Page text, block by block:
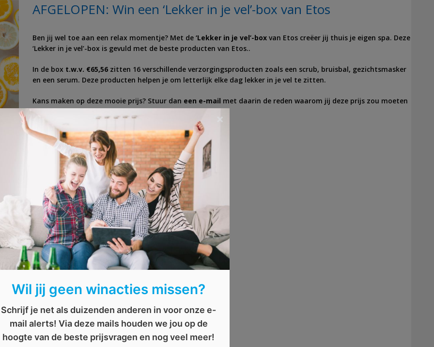
AFGELOPEN: Win een ‘Lekker in je vel’-box van Etos
Ben jij wel toe aan een relax momentje? Met de ‘Lekker in je vel’-box van Etos creëer jij thuis je eigen spa. Deze
‘Lekker in je vel’-box is gevuld met de beste producten van Etos..
In de box t.w.v. €65,56 zitten 16 verschillende verzorgingsproducten zoals een scrub, bruisbal, gezichtsmasker
en een serum. Deze producten helpen je om letterlijk elke dag lekker in je vel te zitten.
Kans maken op deze mooie prijs? Stuur dan een e-mail met daarin de reden waarom jij deze prijs zou moeten
lekker in je vel relax, rust,spa ,verzorgingsproducten
Wil jij geen winacties missen?
Schrijf je net als duizenden anderen in voor onze e-
mail alerts! Via deze mails houden we jou op de
hoogte van de beste prijsvragen en nog veel meer!
×